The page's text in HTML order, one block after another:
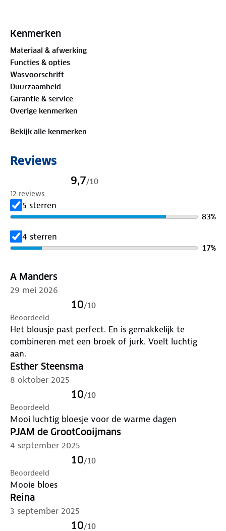
kleine spullen. Extra leuk: het onderste gedeelte
wens kunt tailleren. Reserveknoopjes vind je aan de
binnenkant, verwerkt aan het etiket. Verkrijgbaar in
groen en lichtblauw. Liever driekwartmouwen? Dan
is de Farini blouse jouw beste keuze.
Bewust onderweg met hergebruikt materiaal:
100%
gerecycled polyester
onze winkels. Wij geven er een nieuwe bestemming
Kenmerken
Materiaal & afwerking
Functies & opties
Wasvoorschrift
Duurzaamheid
Garantie & service
Overige kenmerken
Bekijk alle kenmerken
Reviews
9,7/10
12 reviews
5 sterren
83%
4 sterren
17%
A Manders
29 mei 2026
10/10
Beoordeeld
Het blousje past perfect. En is gemakkelijk te
combineren met een broek of jurk. Voelt luchtig
aan.
Esther Steensma
8 oktober 2025
10/10
Beoordeeld
Mooi luchtig bloesje voor de warme dagen
PJAM de GrootCooijmans
4 september 2025
10/10
Beoordeeld
Mooie bloes
Reina
3 september 2025
10/10